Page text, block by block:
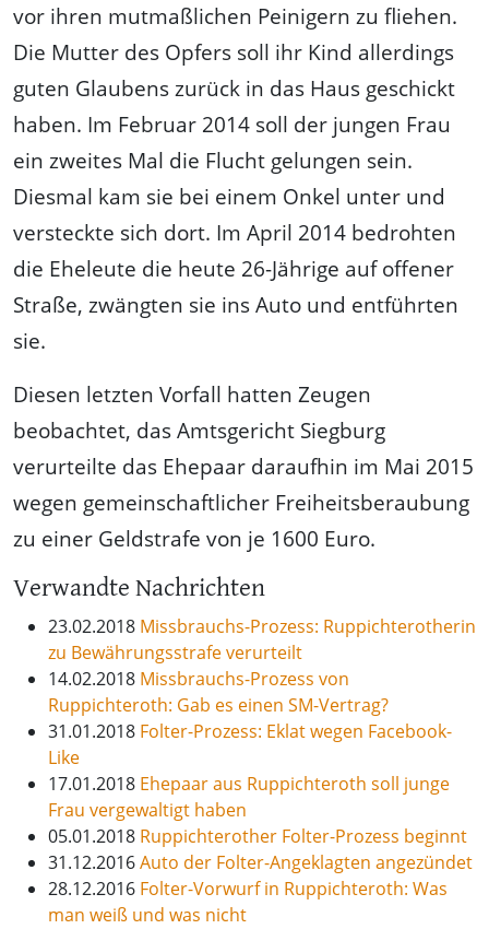
vor ihren mutmaßlichen Peinigern zu fliehen.
Die Mutter des Opfers soll ihr Kind allerdings
guten Glaubens zurück in das Haus geschickt
haben. Im Februar 2014 soll der jungen Frau
ein zweites Mal die Flucht gelungen sein.
Diesmal kam sie bei einem Onkel unter und
versteckte sich dort. Im April 2014 bedrohten
die Eheleute die heute 26-Jährige auf offener
Straße, zwängten sie ins Auto und entführten
sie.
Diesen letzten Vorfall hatten Zeugen
beobachtet, das Amtsgericht Siegburg
verurteilte das Ehepaar daraufhin im Mai 2015
wegen gemeinschaftlicher Freiheitsberaubung
zu einer Geldstrafe von je 1600 Euro.
Verwandte Nachrichten
23.02.2018 Missbrauchs-Prozess: Ruppichterotherin
zu Bewährungsstrafe verurteilt
14.02.2018 Missbrauchs-Prozess von
Ruppichteroth: Gab es einen SM-Vertrag?
31.01.2018 Folter-Prozess: Eklat wegen Facebook-
Like
17.01.2018 Ehepaar aus Ruppichteroth soll junge
Frau vergewaltigt haben
05.01.2018 Ruppichterother Folter-Prozess beginnt
31.12.2016Auto der Folter-Angeklagten angezündet
28.12.2016 Folter-Vorwurf in Ruppichteroth: Was
man weiß und was nicht